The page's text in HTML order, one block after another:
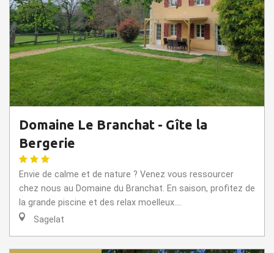
Domaine Le Branchat - Gîte la
Bergerie
Envie de calme et de nature ? Venez vous ressourcer
chez nous au Domaine du Branchat. En saison, profitez de
la grande piscine et des relax moelleux....
Sagelat